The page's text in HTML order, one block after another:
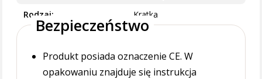
Rodzaj
Kratka
Bezpieczeństwo
Produkt posiada oznaczenie CE. W
opakowaniu znajduje się instrukcja